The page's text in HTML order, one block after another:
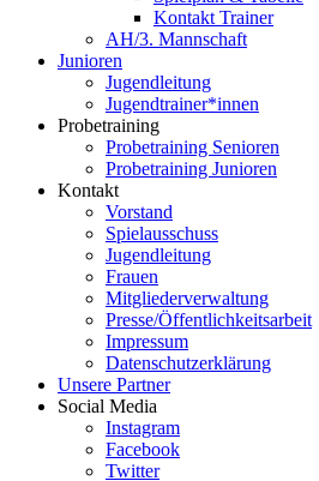
Kontakt Trainer
AH/3. Mannschaft
Junioren
Jugendleitung
Jugendtrainer*innen
Probetraining
Probetraining Senioren
Probetraining Junioren
Kontakt
Vorstand
Spielausschuss
Jugendleitung
Frauen
Mitgliederverwaltung
Presse/Öffentlichkeitsarbeit
Impressum
Datenschutzerklärung
Unsere Partner
Social Media
Instagram
Facebook
Twitter